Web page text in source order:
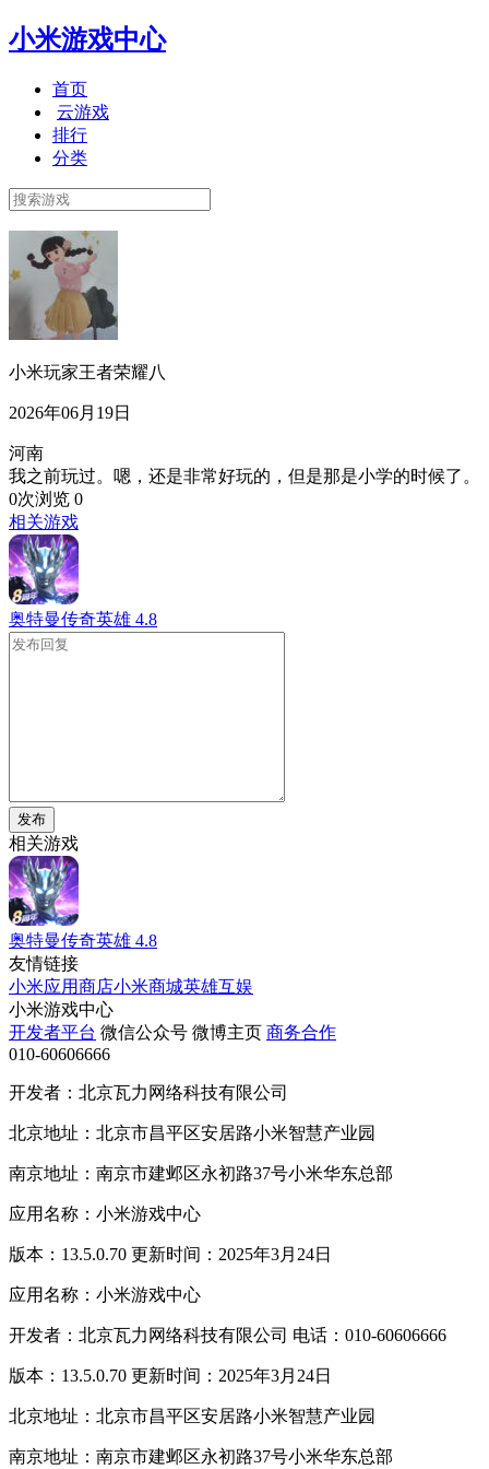
小米游戏中心
首页
云游戏
排行
分类
小米玩家王者荣耀八
2026年06月19日
河南
我之前玩过。嗯，还是非常好玩的，但是那是小学的时候了。
0次浏览 0
相关游戏
奥特曼传奇英雄 4.8
发布
相关游戏
奥特曼传奇英雄 4.8
友情链接
小米应用商店小米商城英雄互娱
小米游戏中心
开发者平台 微信公众号 微博主页 商务合作
010-60606666
开发者：北京瓦力网络科技有限公司
北京地址：北京市昌平区安居路小米智慧产业园
南京地址：南京市建邺区永初路37号小米华东总部
应用名称：小米游戏中心
版本：13.5.0.70 更新时间：2025年3月24日
应用名称：小米游戏中心
开发者：北京瓦力网络科技有限公司 电话：010-60606666
版本：13.5.0.70 更新时间：2025年3月24日
北京地址：北京市昌平区安居路小米智慧产业园
南京地址：南京市建邺区永初路37号小米华东总部